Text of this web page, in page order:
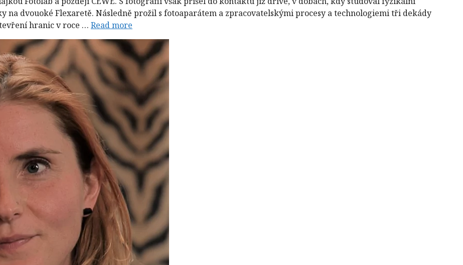
na dvouoké Flexaretě. Následně prožil s fotoaparátem a zpracovatelskými procesy a technologiemi tři dekády
hranic v roce … Read more